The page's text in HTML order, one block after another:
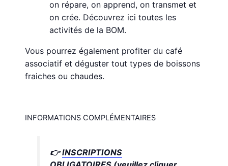
on répare, on apprend, on transmet et
on crée. Découvrez ici toutes les
activités de la BOM.
Vous pourrez également profiter du café
associatif et déguster tout types de boissons
fraiches ou chaudes.
INFORMATIONS COMPLÉMENTAIRES
👉INSCRIPTIONS